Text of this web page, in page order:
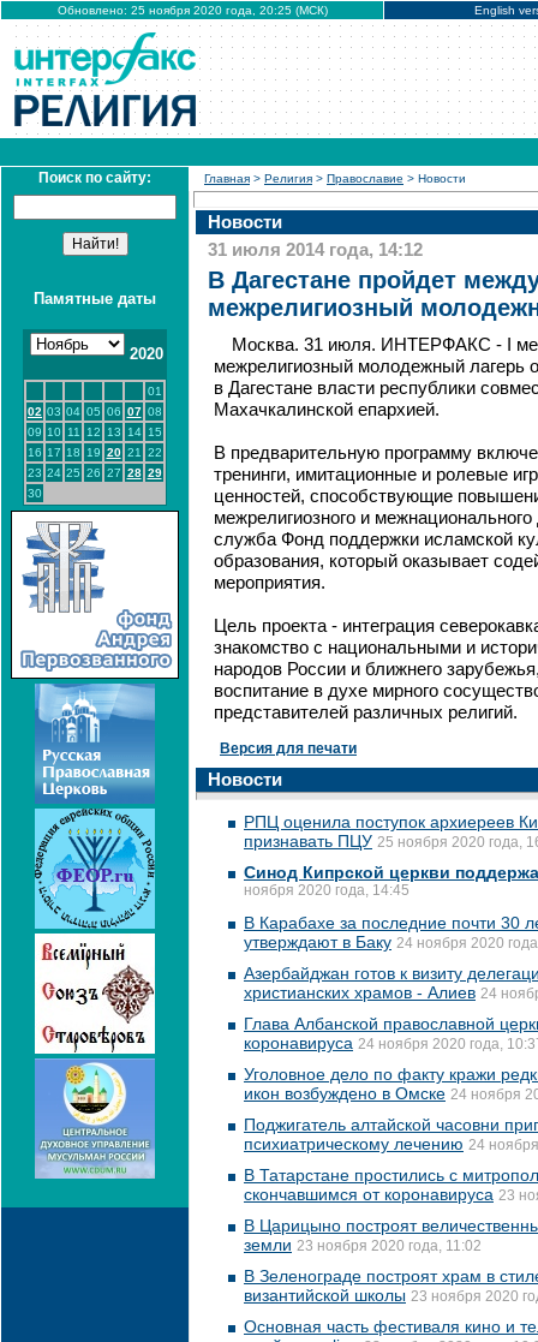
Обновлено: 25 ноября 2020 года, 20:25 (МСК) English
Поиск по сайту:
Памятные даты
2020
01
02 03 04 05 06 07 08
09 10 11 12 13 14 15
16 17 18 19 20 21
22
23 24 25 26 27 28 29
30
Главная > Религия > Православие > Новости
Новости
31 июля 2014 года, 14:12
В Дагестане пройдет
межрелигиозный
Москва. 31 июля. ИНТЕРФАКС - I
межрелигиозный молодежный лагерь
в Дагестане власти республики
Махачкалинской епархией.
В предварительную программу
тренинги, имитационные и ролевые
ценностей, способствующие
межрелигиозного и
служба Фонд поддержки исламской
образования, который оказывает
мероприятия.
Цель проекта - интеграция
знакомство с национальными и
народов России и ближнего
воспитание в духе мирного
представителей различных религий.
Версия для печати
Новости
РПЦ оценила поступок архиереев
признавать ПЦУ 25 ноября 2020 года,
Синод Кипрской церкви
ноября 2020 года, 14:45
В Карабахе за последние почти 30
утверждают в Баку 24 ноября 2020
Азербайджан готов к визиту
христианских храмов - Алиев 24
Глава Албанской православной
коронавируса 24 ноября 2020 года,
Уголовное дело по факту кражи
икон возбуждено в Омске 24 ноября
Поджигатель алтайской часовни
психиатрическому лечению 24
В Татарстане простились с
скончавшимся от коронавируса 23
В Царицыно построят
земли 23 ноября 2020 года, 11:02
В Зеленограде построят храм в
византийской школы 23 ноября 2020
Основная часть фестиваля кино и